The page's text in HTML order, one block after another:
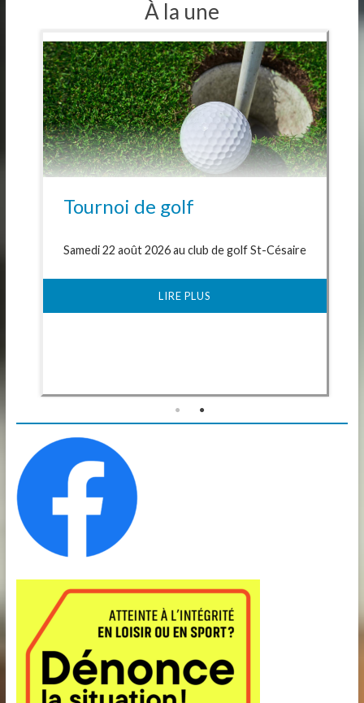
À la une
Tournoi de golf
Samedi 22 août 2026 au club de golf St-Césaire
LIRE PLUS